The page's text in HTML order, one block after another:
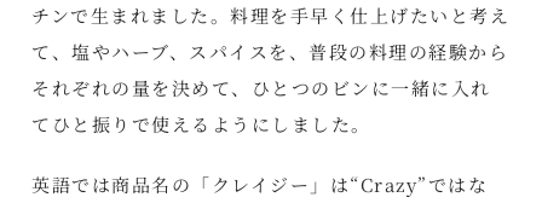
チンで生まれました。料理を手早く仕上げたいと考え
て、塩やハーブ、スパイスを、普段の料理の経験から
それぞれの量を決めて、ひとつのビンに一緒に入れ
てひと振りで使えるようにしました。
英語では商品名の「クレイジー」は“Crazy”ではな